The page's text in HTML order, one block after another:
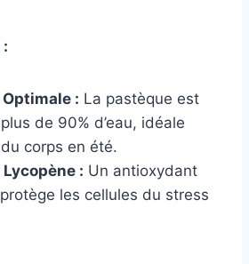
: La pastèque est
de 90% d’eau, idéale
corps en été.
: Un antioxydant
les cellules du stress